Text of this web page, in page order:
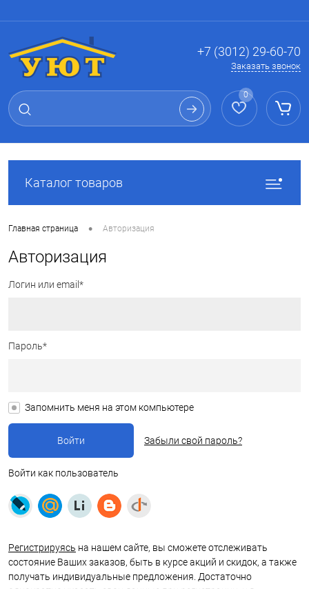
+7 (3012) 29-60-70
Заказать звонок
0
Каталог товаров
Главная страница • Авторизация
Авторизация
Логин или email*
Пароль*
Запомнить меня на этом компьютере
Забыли свой пароль?
Войти как пользователь
Регистрируясь на нашем сайте, вы сможете отслеживать
состояние Ваших заказов, быть в курсе акций и скидок, а также
получать индивидуальные предложения. Достаточно